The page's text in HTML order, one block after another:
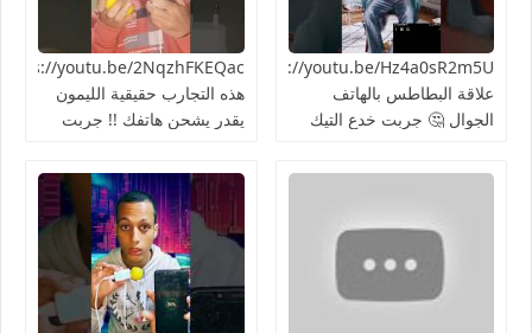
https://youtu.be/Hz4a0sR2m5Uما
علاقة البطاطس بالهاتف
الجوال 🤔 جربت خدع التيك
هذه التجارب حقيقية الليمون
يقدر يشحن هاتفك !! جربت